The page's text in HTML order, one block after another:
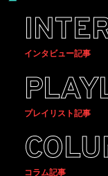
インタビュー記事
プレイリスト記事
コラム記事